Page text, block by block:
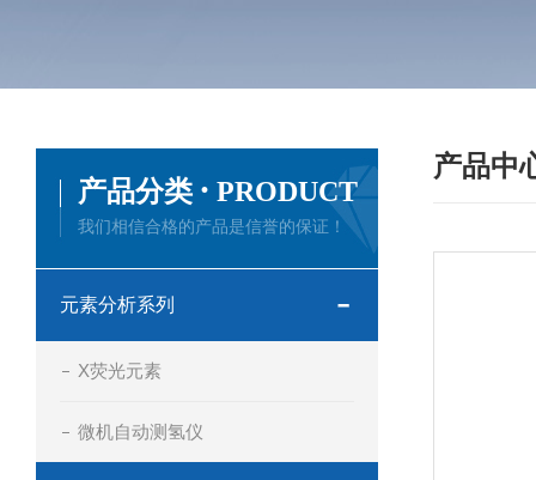
产品中
产品分类 · PRODUCT
我们相信合格的产品是信誉的保证！
元素分析系列
X荧光元素
微机自动测氢仪